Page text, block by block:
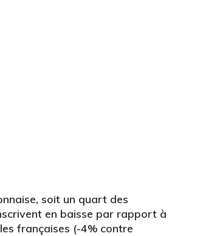
soit un quart des
en baisse par rapport à
françaises (-4% contre